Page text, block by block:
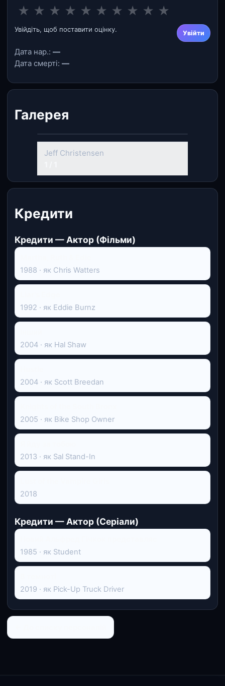
★ ★ ★ ★ ★ ★ ★ ★ ★ ★
Увійдіть, щоб поставити оцінку. Увійти
Дата нар.: —
Дата смерті: —
Галерея
Jeff Christensen
Кредити
Кредити — Актор (Фільми)
1988 · як Chris Watters
1992 · як Eddie Burnz
2004 · як Hal Shaw
2004 · як Scott Breedan
2005 · як Bike Shop Owner
2013 · як Sal Stand-In
2018
Кредити — Актор (Серіали)
1985 · як Student
2019 · як Pick-Up Truck Driver